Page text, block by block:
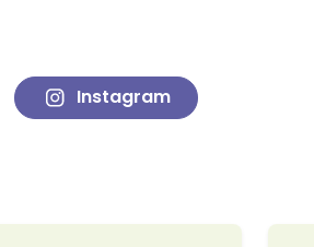
Instagram